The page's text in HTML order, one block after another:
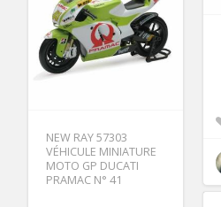
NEW RAY 57303
VÉHICULE MINIATURE
MOTO GP DUCATI
PRAMAC N° 41